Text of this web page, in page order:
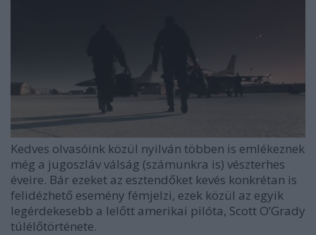
Kedves olvasóink közül nyilván többen is emlékeznek
még a jugoszláv válság (számunkra is) vészterhes
éveire. Bár ezeket az esztendőket kevés konkrétan is
felidézhető esemény fémjelzi, ezek közül az egyik
legérdekesebb a lelőtt amerikai pilóta, Scott O’Grady
túlélőtörténete.